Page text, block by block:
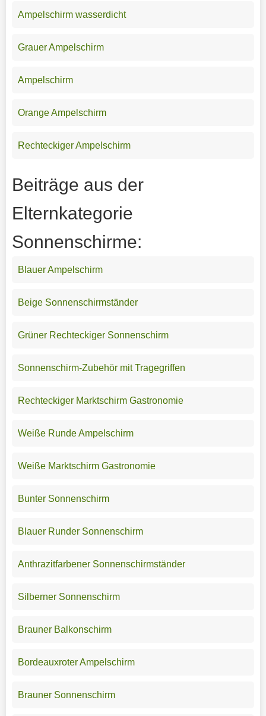
Ampelschirm wasserdicht
Grauer Ampelschirm
Ampelschirm
Orange Ampelschirm
Rechteckiger Ampelschirm
Beiträge aus der
Elternkategorie
Sonnenschirme:
Blauer Ampelschirm
Beige Sonnenschirmständer
Grüner Rechteckiger Sonnenschirm
Sonnenschirm-Zubehör mit Tragegriffen
Rechteckiger Marktschirm Gastronomie
Weiße Runde Ampelschirm
Weiße Marktschirm Gastronomie
Bunter Sonnenschirm
Blauer Runder Sonnenschirm
Anthrazitfarbener Sonnenschirmständer
Silberner Sonnenschirm
Brauner Balkonschirm
Bordeauxroter Ampelschirm
Brauner Sonnenschirm